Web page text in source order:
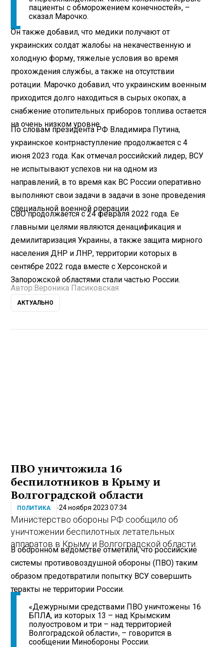
пациенты с обморожением конечностей», –
сказал Марочко.
Он также добавил, что медики получают от
украинских солдат жалобы на некачественную и
холодную форму, тяжелые условия во время
прохождения службы, а также на отсутствии
ротации. Марочко добавил, что украинским военным
приходится долго находиться в сырых окопах, а
снабжение отопительных приборов топлива остается
на очень низком уровне.
По словам президента РФ Владимира Путина,
украинское контрнаступление продолжается с 4
июня 2023 года. Как отмечал российский лидер, ВСУ
не испытывают успехов ни на одном из
направлений, в то время как ВС России оперативно
выполняют свои задачи в задачи в зоне проведения
специальной военной операции.
СВО продолжается с 24 февраля 2022 года. Ее
главными целями являются денацификация и
демилитаризация Украины, а также защита мирного
населения ДНР и ЛНР, территории которых в
сентябре 2022 года вместе с Херсонской и
Запорожской областями стали частью России.
Автор:Вероника Пасиковская
АКТУАЛЬНО
ПВО уничтожила 16
беспилотников в Крыму и
Волгоградской области
ПОЛИТИКА 24 ноября 2023 07:34
Министерство обороны РФ сообщило об
уничтожении беспилотных летательных
аппаратов в Крыму и Волгоградской области.
В оборонном ведомстве отметили, что российские
системы противовоздушной обороны (ПВО) таким
образом предотвратили попытку ВСУ совершить
теракты не территории России.
«Дежурными средствами ПВО уничтожены 16
БПЛА, из которых 13 – над Крымским
полуостровом и три – над территорией
Волгоградской области», – говорится в
сообщении Минобороны России.